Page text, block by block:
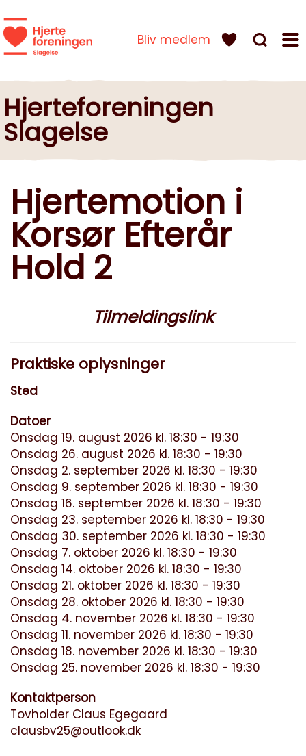
Bliv medlem
Hjerteforeningen
Slagelse
Hjertemotion i
Korsør Efterår
Hold 2
Tilmeldingslink
Praktiske oplysninger
Sted
Datoer
Onsdag 19. august 2026 kl. 18:30 - 19:30
Onsdag 26. august 2026 kl. 18:30 - 19:30
Onsdag 2. september 2026 kl. 18:30 - 19:30
Onsdag 9. september 2026 kl. 18:30 - 19:30
Onsdag 16. september 2026 kl. 18:30 - 19:30
Onsdag 23. september 2026 kl. 18:30 - 19:30
Onsdag 30. september 2026 kl. 18:30 - 19:30
Onsdag 7. oktober 2026 kl. 18:30 - 19:30
Onsdag 14. oktober 2026 kl. 18:30 - 19:30
Onsdag 21. oktober 2026 kl. 18:30 - 19:30
Onsdag 28. oktober 2026 kl. 18:30 - 19:30
Onsdag 4. november 2026 kl. 18:30 - 19:30
Onsdag 11. november 2026 kl. 18:30 - 19:30
Onsdag 18. november 2026 kl. 18:30 - 19:30
Onsdag 25. november 2026 kl. 18:30 - 19:30
Kontaktperson
Tovholder Claus Egegaard
clausbv25@outlook.dk